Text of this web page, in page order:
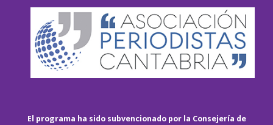
El programa ha sido subvencionado por la Consejería de